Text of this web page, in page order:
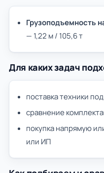
Грузоподъемность
— 1,22 м / 105,6 т
Для каких задач
поставка техники
сравнение
покупка напрямую
или ИП